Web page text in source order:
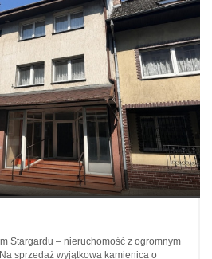
Stargardu – nieruchomość z ogromnym
sprzedaż wyjątkowa kamienica o